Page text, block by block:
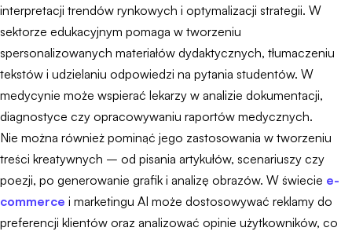
interpretacji trendów rynkowych i optymalizacji strategii. W
sektorze edukacyjnym pomaga w tworzeniu
spersonalizowanych materiałów dydaktycznych, tłumaczeniu
tekstów i udzielaniu odpowiedzi na pytania studentów. W
medycynie może wspierać lekarzy w analizie dokumentacji,
diagnostyce czy opracowywaniu raportów medycznych.
Nie można również pominąć jego zastosowania w tworzeniu
treści kreatywnych – od pisania artykułów, scenariuszy czy
poezji, po generowanie grafik i analizę obrazów. W świecie e-
commerce i marketingu AI może dostosowywać reklamy do
preferencji klientów oraz analizować opinie użytkowników, co